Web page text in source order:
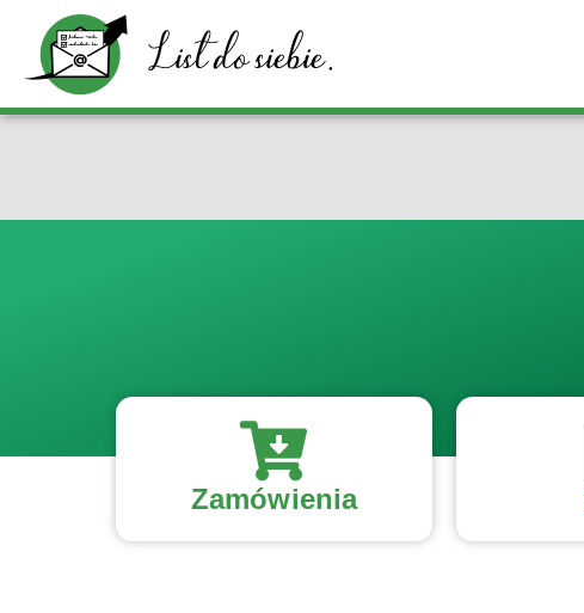
Zamówienia